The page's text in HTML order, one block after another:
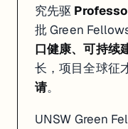
究先驱
批 Green
口健康、可持续
长，项目全球征
请。
UNSW Green